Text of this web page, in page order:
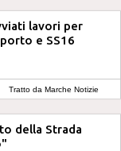
lavori per
e SS16
Tratto da Marche Notizie
della Strada